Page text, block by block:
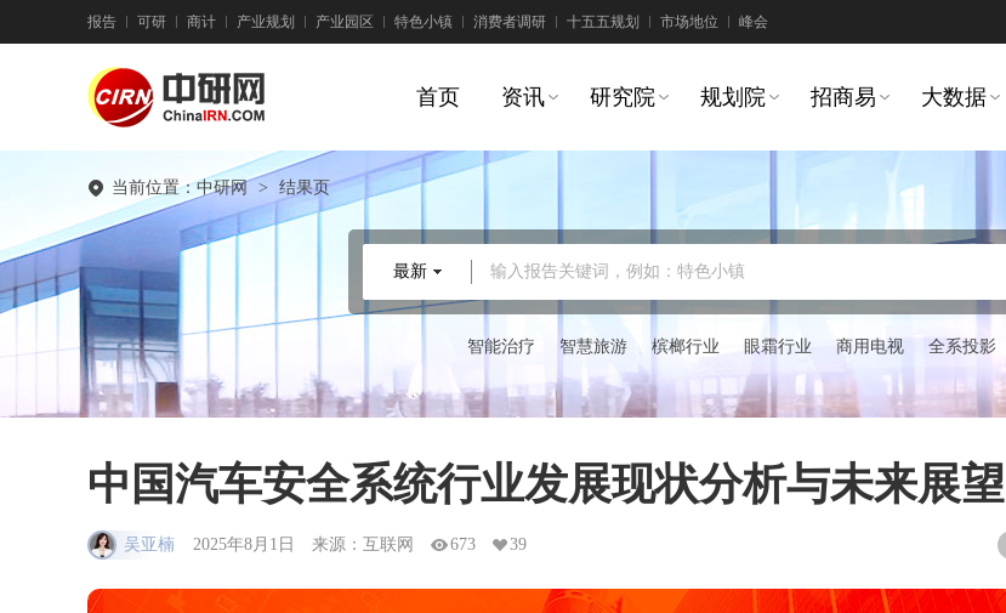
报告 可研 商计 产业规划 产业园区 特色小镇 消费者调研 十五五规划 市场地位 峰会
首页 资讯 研究院 规划院 招商易 大数据
当前位置：中研网 > 结果页
输入报告关键词，例如：特色小镇
最新
智能治疗 智慧旅游 槟榔行业 眼霜行业 商用电视 全系投影
中国汽车安全系统行业发展现状分析与未来展望
吴亚楠 2025年8月1日 来源：互联网 673 39